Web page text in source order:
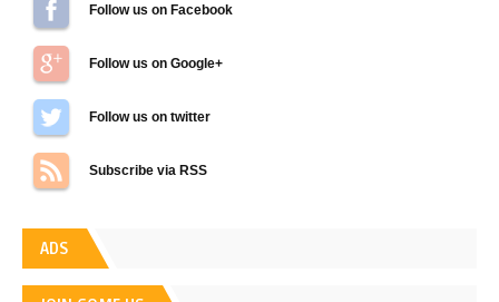
Follow us on Facebook
Follow us on Google+
Follow us on Twitter
Subscribe via RSS
ADS